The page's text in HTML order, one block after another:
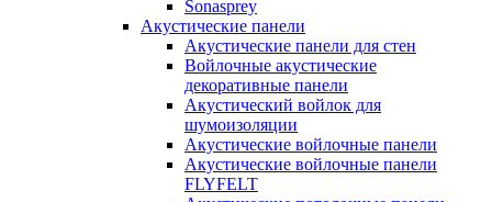
Sonasprey
Акустические панели
Акустические панели для стен
Войлочные акустические
декоративные панели
Акустический войлок для
шумоизоляции
Акустические войлочные панели
Акустические войлочные панели
FLYFELT